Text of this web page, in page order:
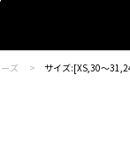
ズ サイズ:[XS,30～